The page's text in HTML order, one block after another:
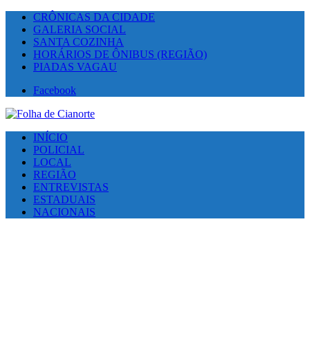
CRÔNICAS DA CIDADE
GALERIA SOCIAL
SANTA COZINHA
HORÁRIOS DE ÔNIBUS (REGIÃO)
PIADAS VAGAU
Facebook
INÍCIO
POLICIAL
LOCAL
REGIÃO
ENTREVISTAS
ESTADUAIS
NACIONAIS